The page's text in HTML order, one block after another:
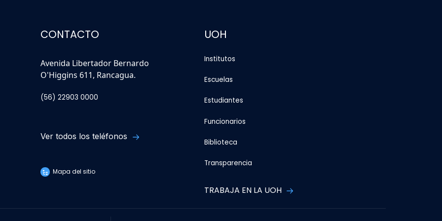
CONTACTO
Avenida Libertador Bernardo
O'Higgins 611, Rancagua.
(56) 22903 0000
Ver todos los teléfonos
Mapa del sitio
UOH
Institutos
Escuelas
Estudiantes
Funcionarios
Biblioteca
Transparencia
TRABAJA EN LA UOH